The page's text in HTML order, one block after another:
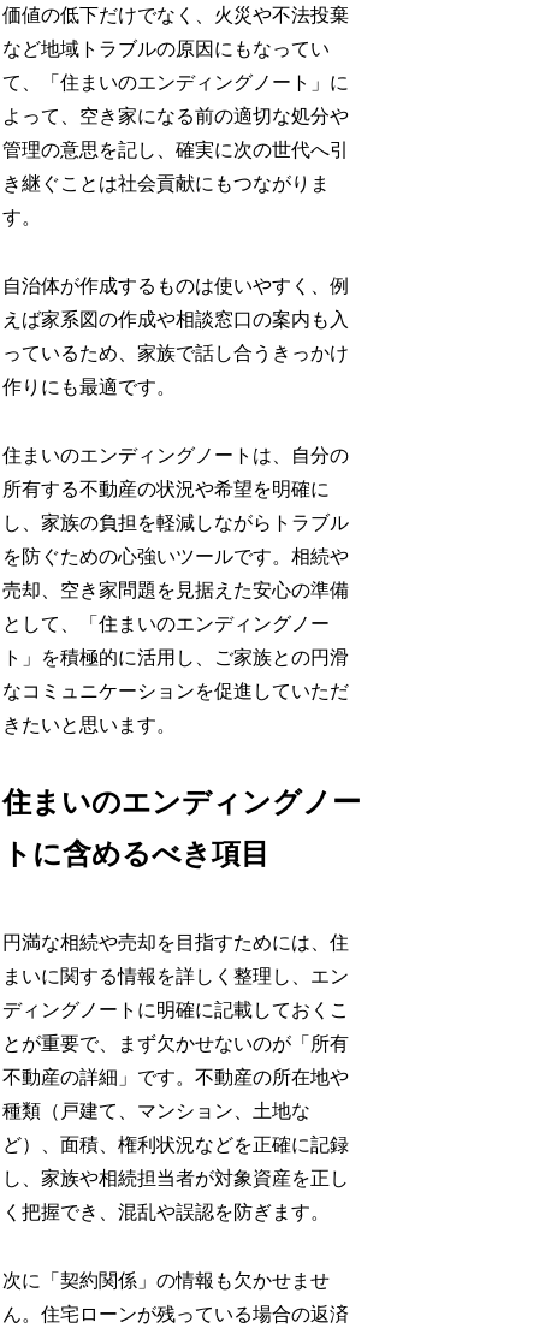
価値の低下だけでなく、火災や不法投棄
など地域トラブルの原因にもなってい
て、「住まいのエンディングノート」に
よって、空き家になる前の適切な処分や
管理の意思を記し、確実に次の世代へ引
き継ぐことは社会貢献にもつながりま
す。
自治体が作成するものは使いやすく、例
えば家系図の作成や相談窓口の案内も入
っているため、家族で話し合うきっかけ
作りにも最適です。​
住まいのエンディングノートは、自分の
所有する不動産の状況や希望を明確に
し、家族の負担を軽減しながらトラブル
を防ぐための心強いツールです。相続や
売却、空き家問題を見据えた安心の準備
として、「住まいのエンディングノー
ト」を積極的に活用し、ご家族との円滑
なコミュニケーションを促進していただ
きたいと思います。
住まいのエンディングノー
トに含めるべき項目
円満な相続や売却を目指すためには、住
まいに関する情報を詳しく整理し、エン
ディングノートに明確に記載しておくこ
とが重要で、まず欠かせないのが「所有
不動産の詳細」です。不動産の所在地や
種類（戸建て、マンション、土地な
ど）、面積、権利状況などを正確に記録
し、家族や相続担当者が対象資産を正し
く把握でき、混乱や誤認を防ぎます。
次に「契約関係」の情報も欠かせませ
ん。住宅ローンが残っている場合の返済